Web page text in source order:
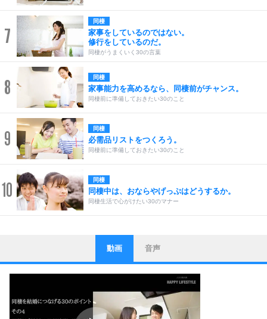
7
同棲
家事をしているのではない。
修行をしているのだ。
同棲がうまくいく30の言葉
8 同棲
家事能力を高めるなら、同棲前がチャンス。
同棲前に準備しておきたい30のこと
9 同棲
必需品リストをつくろう。
同棲前に準備しておきたい30のこと
10 同棲
同棲中は、おならやげっぷはどうするか。
同棲生活で心がけたい30のマナー
1
ストレス対策
他人と比べない。
いっそのこと、他人を見ない。
いらいらしない人になる30の方法
プラス思考
動画 音声